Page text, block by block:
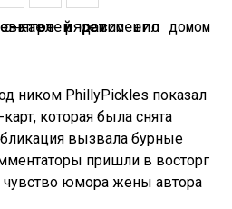
ником PhillyPickles показал
которая была снята
вызвала бурные
пришли в восторг
чувство юмора жены автора